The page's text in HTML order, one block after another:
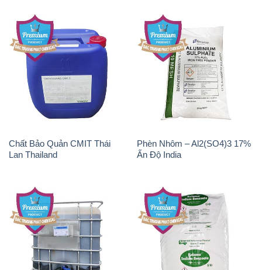
Chất Bảo Quản CMIT Thái
Lan Thailand
Phèn Nhôm – Al2(SO4)3 17%
Ấn Độ India
Chất tạo bọt Las P Tico Tank
IBC Bồn Việt Nam
Sodium Benzoate – Mốc Bột
Kalama Food Grade Mỹ Usa